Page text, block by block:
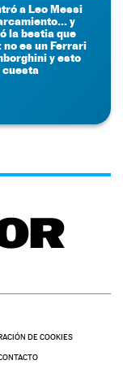
a Leo Messi
y
la bestia que
no es un Ferrari
y esto
cuesta
DE COOKIES